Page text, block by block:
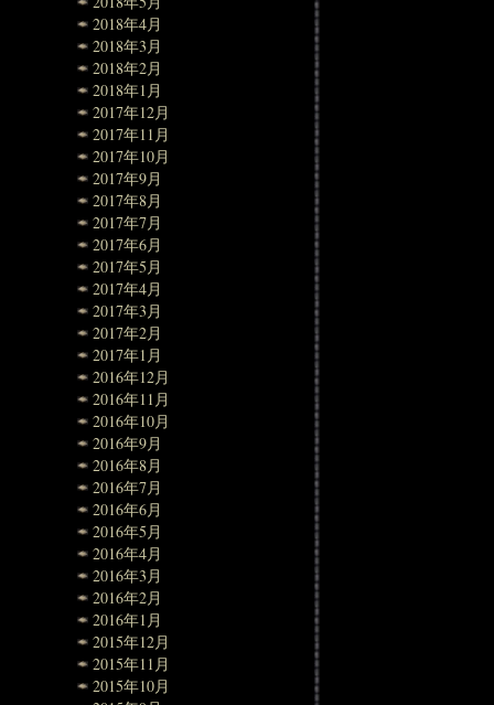
2018年4月
2018年3月
2018年2月
2018年1月
2017年12月
2017年11月
2017年10月
2017年9月
2017年8月
2017年7月
2017年6月
2017年5月
2017年4月
2017年3月
2017年2月
2017年1月
2016年12月
2016年11月
2016年10月
2016年9月
2016年8月
2016年7月
2016年6月
2016年5月
2016年4月
2016年3月
2016年2月
2016年1月
2015年12月
2015年11月
2015年10月